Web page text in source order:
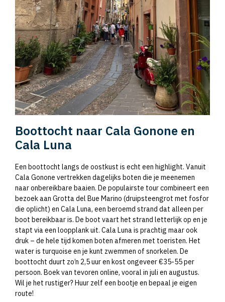
Boottocht naar Cala Gonone en
Cala Luna
Een boottocht langs de oostkust is echt een highlight. Vanuit
Cala Gonone vertrekken dagelijks boten die je meenemen
naar onbereikbare baaien. De populairste tour combineert een
bezoek aan Grotta del Bue Marino (druipsteengrot met fosfor
die oplicht) en Cala Luna, een beroemd strand dat alleen per
boot bereikbaar is. De boot vaart het strand letterlijk op en je
stapt via een loopplank uit. Cala Luna is prachtig maar ook
druk – de hele tijd komen boten afmeren met toeristen. Het
water is turquoise en je kunt zwemmen of snorkelen. De
boottocht duurt zo’n 2,5 uur en kost ongeveer €35-55 per
persoon. Boek van tevoren online, vooral in juli en augustus.
Wil je het rustiger? Huur zelf een bootje en bepaal je eigen
route!